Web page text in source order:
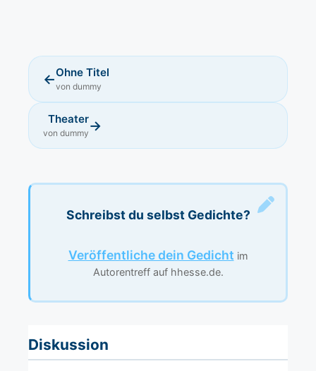
←Ohne Titel
von dummy
Theater
von dummy →
Schreibst du selbst Gedichte?
Veröffentliche dein Gedicht im
Autorentreff auf hhesse.de.
Diskussion